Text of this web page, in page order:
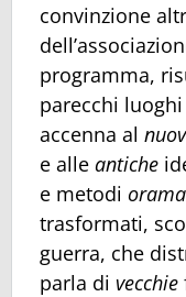
convinzione
programma,
parecchi
accenna al
e alle antiche
e metodi
trasformati,
guerra, che
parla di vecchie